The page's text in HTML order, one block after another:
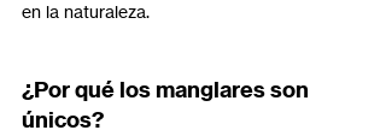
en la naturaleza.
¿Por qué los manglares son
únicos?